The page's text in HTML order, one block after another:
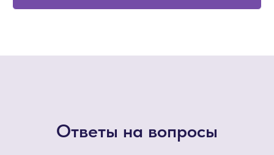
Ответы на вопросы